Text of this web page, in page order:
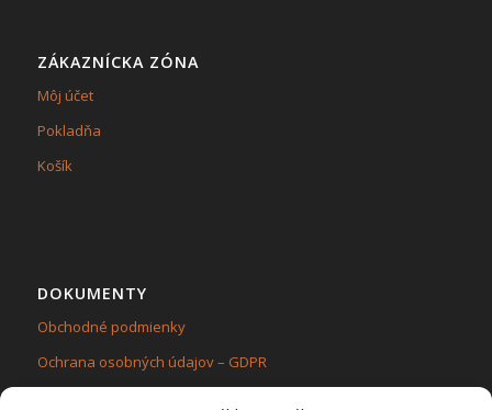
ZÁKAZNÍCKA ZÓNA
Môj účet
Pokladňa
Košík
DOKUMENTY
Obchodné podmienky
Ochrana osobných údajov – GDPR